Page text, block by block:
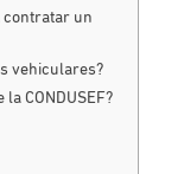
contratar un
vehiculares?
CONDUSEF?